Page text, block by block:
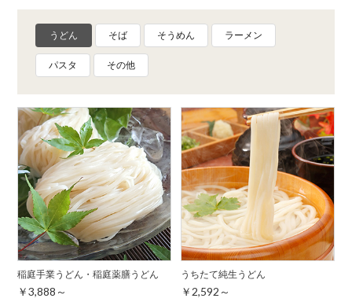
うどん そば そうめん ラーメン
パスタ その他
稲庭手業うどん・稲庭薬膳うどん
￥3,888～
うちたて純生うどん
￥2,592～